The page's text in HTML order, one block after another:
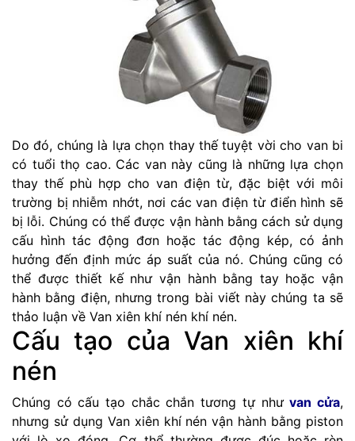
Do đó, chúng là lựa chọn thay thế tuyệt vời cho van bi
có tuổi thọ cao. Các van này cũng là những lựa chọn
thay thế phù hợp cho van điện từ, đặc biệt với môi
trường bị nhiễm nhớt, nơi các van điện từ điển hình sẽ
bị lỗi. Chúng có thể được vận hành bằng cách sử dụng
cấu hình tác động đơn hoặc tác động kép, có ảnh
hưởng đến định mức áp suất của nó. Chúng cũng có
thể được thiết kế như vận hành bằng tay hoặc vận
hành bằng điện, nhưng trong bài viết này chúng ta sẽ
thảo luận về Van xiên khí nén khí nén.
Cấu tạo của Van xiên khí
nén
Chúng có cấu tạo chắc chắn tương tự nhưvan cửa,
nhưng sử dụng Van xiên khí nén vận hành bằng piston